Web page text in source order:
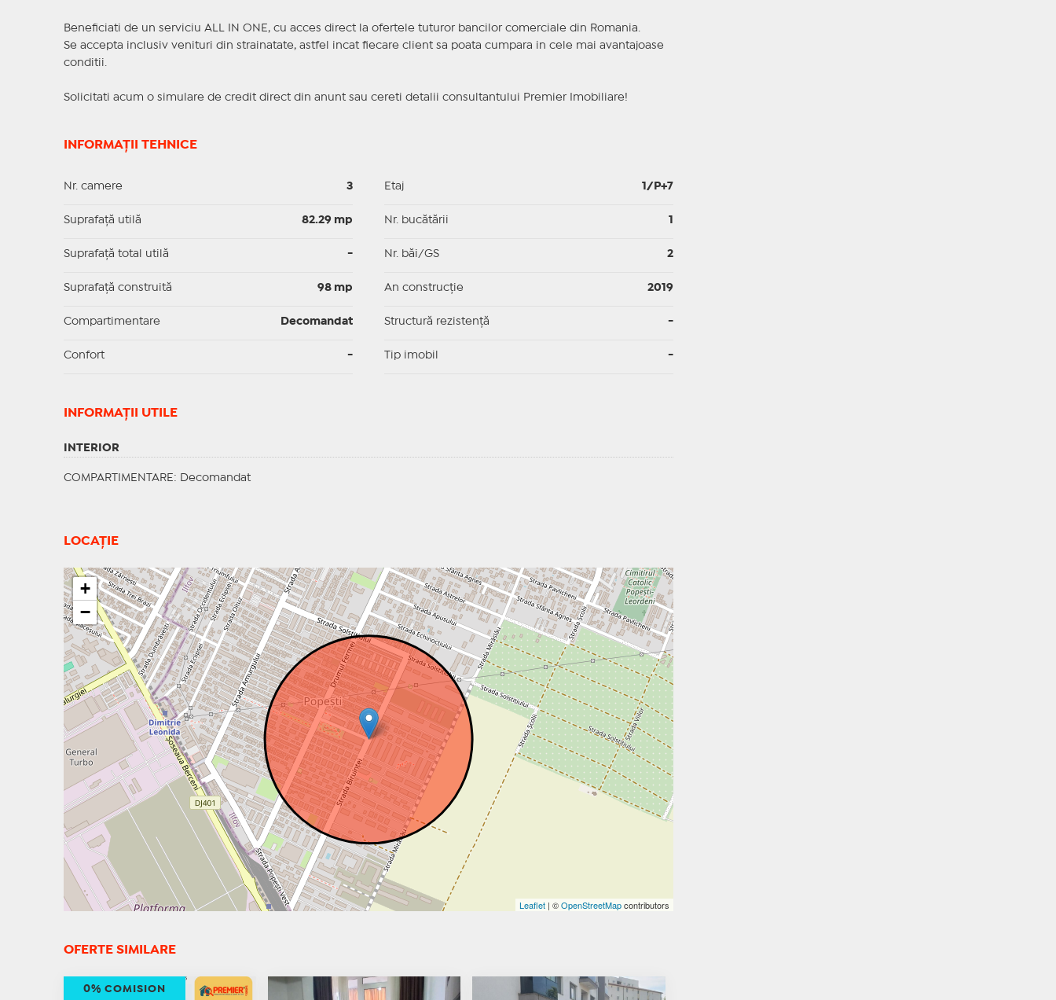
Beneficiati de un serviciu ALL IN ONE, cu acces direct la ofertele tuturor bancilor comerciale din Romania.
Se accepta inclusiv venituri din strainatate, astfel incat fiecare client sa poata cumpara in cele mai avantajoase
conditii.
Solicitati acum o simulare de credit direct din anunt sau cereti detalii consultantului Premier Imobiliare!
INFORMAȚII TEHNICE
Nr. camere 3
Suprafaţă utilă 82.29 mp
Suprafaţă total utilă -
Suprafaţă construită 98 mp
Compartimentare Decomandat
Confort -
Etaj 1/P+7
Nr. bucătării
Nr. băi/GS 2
An construcție 2019
Structură rezistență -
Tip imobil -
INFORMAŢII UTILE
INTERIOR
COMPARTIMENTARE : Decomandat
LOCAȚIE
+
−
Leaflet| ©OpenStreetMapcontributors
OFERTE SIMILARE
0% COMISION